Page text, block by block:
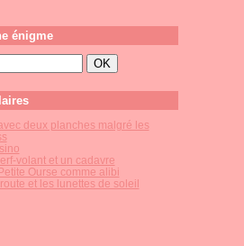
énigme
deux planches malgré les
volant et un cadavre
Ourse comme alibi
et les lunettes de soleil